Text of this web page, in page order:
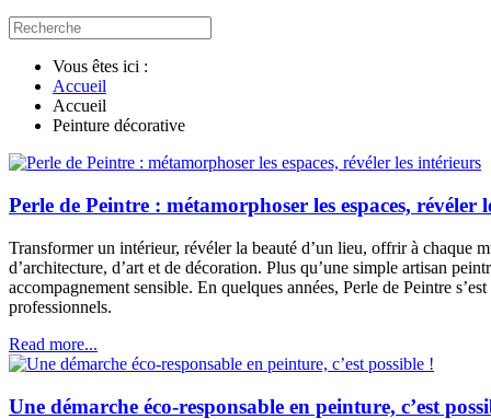
Vous êtes ici :
Accueil
Accueil
Peinture décorative
Perle de Peintre : métamorphoser les espaces, révéler
Transformer un intérieur, révéler la beauté d’un lieu, offrir à chaque
d’architecture, d’art et de décoration. Plus qu’une simple artisan
accompagnement sensible. En quelques années, Perle de Peintre
professionnels.
Read more...
Une démarche éco-responsable en peinture, c’est